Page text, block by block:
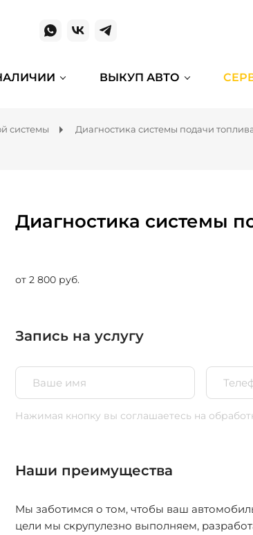
ВЫКУП АВТО
системы Диагностика системы подачи
Диагностика системы
от 2 800 руб.
Запись на услугу
Нажимая кнопку вы соглашаетесь на
Наши преимущества
Мы заботимся о том, чтобы ваш
цели мы скрупулезно выполняем,